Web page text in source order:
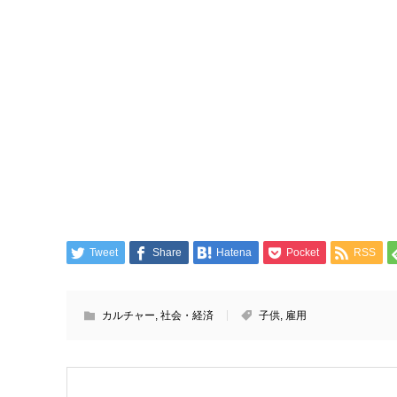
Tweet Share Hatena Pocket RSS
カルチャー, 社会・経済 子供, 雇用